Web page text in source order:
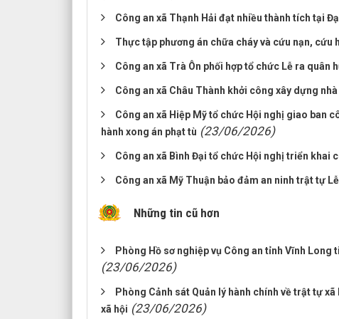
Công an xã Thạnh Hải đạt nhiều thành tích tại
Thực tập phương án chữa cháy và cứu nạn, cứu
Công an xã Trà Ôn phối hợp tổ chức Lễ ra
Công an xã Châu Thành khởi công xây dựng
Công an xã Hiệp Mỹ tổ chức Hội nghị giao ban
hành xong án phạt tù (23/06/2026)
Công an xã Bình Đại tổ chức Hội nghị triển khai
Công an xã Mỹ Thuận bảo đảm an ninh trật tự
Những tin cũ hơn
Phòng Hồ sơ nghiệp vụ Công an tỉnh Vĩnh
(23/06/2026)
Phòng Cảnh sát Quản lý hành chính về trật tự
xã hội (23/06/2026)